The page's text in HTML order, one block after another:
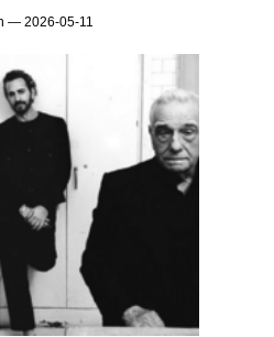
— 2026-05-11